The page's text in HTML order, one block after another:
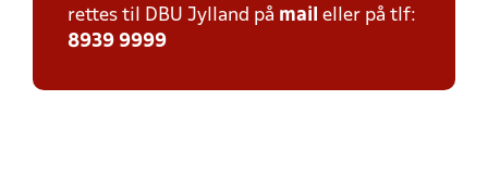
rettes til DBU Jylland på mail eller på tlf:
8939 9999